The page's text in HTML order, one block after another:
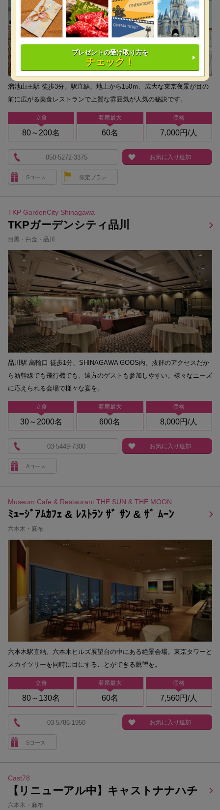
立食
80～200名
着席最大
60名
価格
7,000円/人
溜池山王駅 徒歩3分。駅直結、地上から150ｍ、広大な東京夜景が目の
前に広がる美食レストランで上質な雰囲気が人気の秘訣です。
Sコース 限定プラン
050-5272-3375 お気に入り追加
TKP GardenCity Shinagawa
TKPガーデンシティ品川
目黒・白金・品川
立食
30～2000名
着席最大
600名
価格
8,000円/人
品川駅 高輪口 徒歩1分、SHINAGAWA GOOS内。抜群のアクセスだか
ら新幹線でも飛行機でも、遠方のゲストも参加しやすい。様々なニーズ
に応えられる会場で様々な宴を。
Aコース
03-5449-7300 お気に入り追加
Museum Cafe & Restaurant THE SUN & THE MOON
ﾐｭｰｼﾞｱﾑｶﾌｪ & ﾚｽﾄﾗﾝ ｻﾞ ｻﾝ & ｻﾞ ﾑｰﾝ
六本木・麻布
立食
80～130名
着席最大
60名
価格
7,560円/人
六本木駅直結。六本木ヒルズ展望台の中にある絶景会場。東京タワーと
スカイツリーを同時に目にすることができる眺望を。
Sコース
03-5786-1950 お気に入り追加
Cast78
【リニューアル中】キャストナナハチ
六本木・麻布
プレゼントの受け取り方を
チェック！